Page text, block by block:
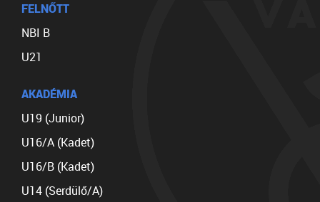
FELNŐTT
NBI B
U21
AKADÉMIA
U19 (Junior)
U16/A (Kadet)
U16/B (Kadet)
U14 (Serdülő/A)